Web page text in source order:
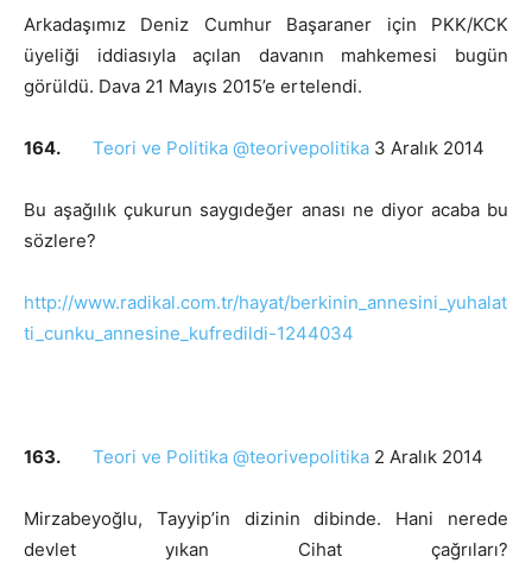
Arkadaşımız Deniz Cumhur Başaraner için PKK/KCK
üyeliği iddiasıyla açılan davanın mahkemesi bugün
görüldü. Dava 21 Mayıs 2015’e ertelendi.
164. Teori ve Politika @teorivepolitika 3 Aralık 2014
Bu aşağılık çukurun saygıdeğer anası ne diyor acaba bu
sözlere?
http://www.radikal.com.tr/hayat/berkinin_annesini_yuhalat
ti_cunku_annesine_kufredildi-1244034
163. Teori ve Politika @teorivepolitika 2 Aralık 2014
Mirzabeyoğlu, Tayyip’in dizinin dibinde. Hani nerede
devlet yıkan Cihat çağrıları?